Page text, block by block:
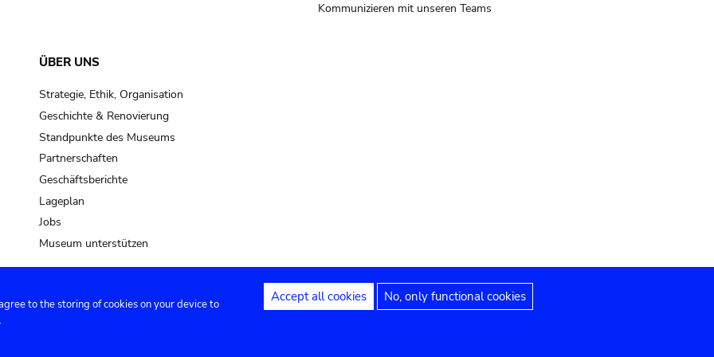
Kommunizieren mit unseren Teams
ÜBER UNS
Strategie, Ethik, Organisation
Geschichte & Renovierung
Standpunkte des Museums
Partnerschaften
Geschäftsberichte
Lageplan
Jobs
Museum unterstützen
Privacy settings Rechtliche Hinweise Erklärung zur Barrierefreiheit
to the storing of cookies on your device to
Accept all cookies No, only functional cookies